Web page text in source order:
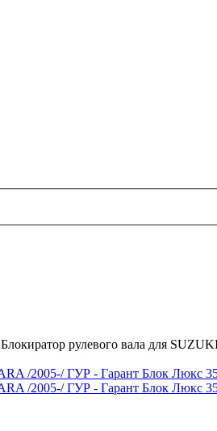
Блокиратор рулевого вала для